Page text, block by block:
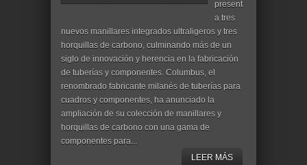
present
a tres
nuevos manillares integrados ultraligeros y tres
horquillas de carbono, culminando más de un
siglo de innovación y herencia en la fabricación
de tuberías y componentes. Columbus, el
renombrado fabricante milanés de tuberías para
cuadros y componentes, ha anunciado la
ampliación de su colección de manillares y
horquillas de carbono con una gama de
componentes para...
LEER MÁS